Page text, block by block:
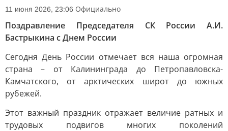
11 июня 2026, 23:06 Официально
Поздравление Председателя СК России А.И.
Бастрыкина с Днем России
Сегодня День России отмечает вся наша огромная
страна – от Калининграда до Петропавловска-
Камчатского, от арктических широт до южных
рубежей.
Этот важный праздник отражает величие ратных и
трудовых подвигов многих поколений